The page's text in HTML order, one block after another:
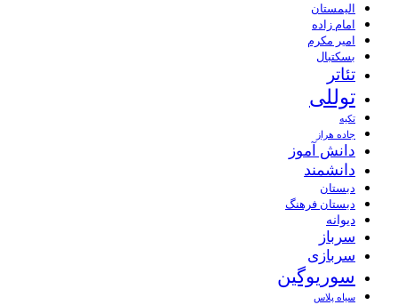
الیمستان
امام زاده
امیر مکرم
بسکتبال
تئاتر
توللی
تکیه
جاده هراز
دانش آموز
دانشمند
دبستان
دبستان فرهنگ
دیوانه
سرباز
سربازی
سوریوگین
سیاه پلاس